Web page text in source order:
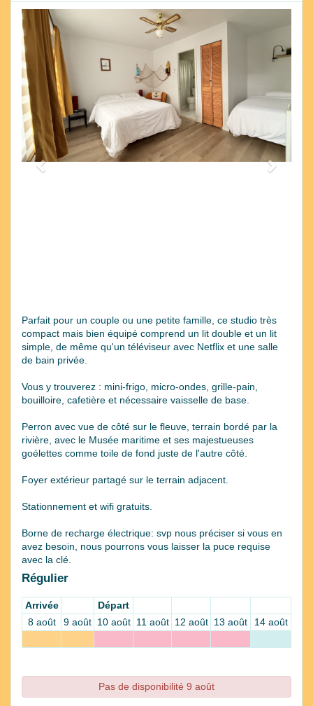
Previous
Parfait pour un couple ou une petite famille, ce studio très
compact mais bien équipé comprend un lit double et un lit
simple, de même qu'un téléviseur avec Netflix et une salle
de bain privée.
Vous y trouverez : mini-frigo, micro-ondes, grille-pain,
bouilloire, cafetière et nécessaire vaisselle de base.
Perron avec vue de côté sur le fleuve, terrain bordé par la
rivière, avec le Musée maritime et ses majestueuses
goélettes comme toile de fond juste de l'autre côté.
Foyer extérieur partagé sur le terrain adjacent.
Stationnement et wifi gratuits.
Borne de recharge électrique: svp nous préciser si vous en
avez besoin, nous pourrons vous laisser la puce requise
avec la clé.
Régulier
Arrivée
Départ
8 août
9 août 10 août 11 août 12 août 13 août 14 août
Pas de disponibilité 9 août